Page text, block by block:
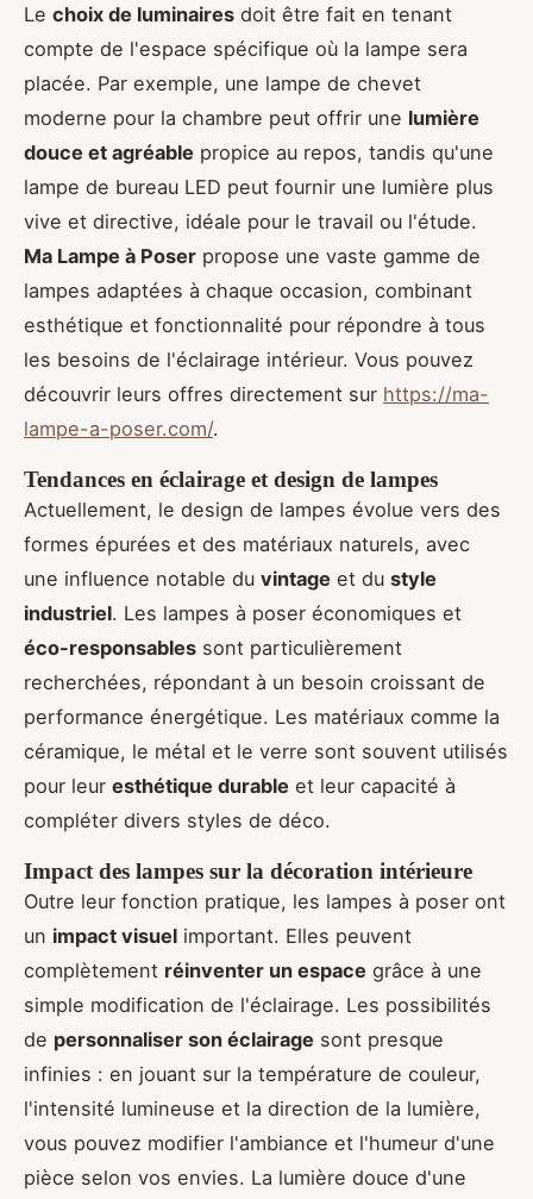
Le choix de luminaires doit être fait en tenant
compte de l'espace spécifique où la lampe sera
placée. Par exemple, une lampe de chevet
moderne pour la chambre peut offrir une lumière
douce et agréable propice au repos, tandis qu'une
lampe de bureau LED peut fournir une lumière plus
vive et directive, idéale pour le travail ou l'étude.
Ma Lampe à Poser propose une vaste gamme de
lampes adaptées à chaque occasion, combinant
esthétique et fonctionnalité pour répondre à tous
les besoins de l'éclairage intérieur. Vous pouvez
découvrir leurs offres directement sur https://ma-
lampe-a-poser.com/.
Tendances en éclairage et design de lampes
Actuellement, le design de lampes évolue vers des
formes épurées et des matériaux naturels, avec
une influence notable du vintage et du style
industriel. Les lampes à poser économiques et
éco-responsables sont particulièrement
recherchées, répondant à un besoin croissant de
performance énergétique. Les matériaux comme la
céramique, le métal et le verre sont souvent utilisés
pour leur esthétique durable et leur capacité à
compléter divers styles de déco.
Impact des lampes sur la décoration intérieure
Outre leur fonction pratique, les lampes à poser ont
un impact visuel important. Elles peuvent
complètement réinventer un espace grâce à une
simple modification de l'éclairage. Les possibilités
de personnaliser son éclairage sont presque
infinies : en jouant sur la température de couleur,
l'intensité lumineuse et la direction de la lumière,
vous pouvez modifier l'ambiance et l'humeur d'une
pièce selon vos envies. La lumière douce d'une